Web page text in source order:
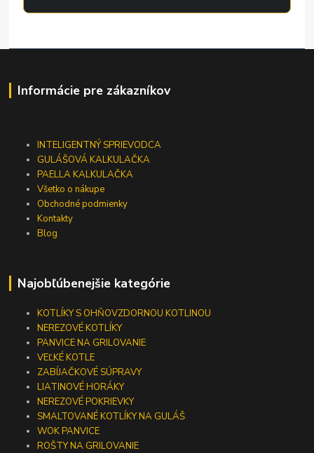
Informácie pre zákazníkov
INTELIGENTNÝ SPRIEVODCA
GULÁŠOVÁ KALKULAČKA
PAELLA KALKULAČKA
Všetko o nákupe
Obchodné podmienky
Kontakty
Blog
Najobľúbenejšie kategórie
KOTLÍKY S OHŇOVZDORNOU KOTLINOU
NEREZOVÉ KOTLÍKY
PANVICE NA GRILOVANIE
VEĽKÉ KOTLE
ZABÍJAČKOVÉ SÚPRAVY
LIATINOVÉ HORÁKY
NEREZOVÉ POKRIEVKY
SMALTOVANÉ KOTLÍKY NA GULÁŠ
WOK PANVICE
ROŠTY NA GRILOVANIE